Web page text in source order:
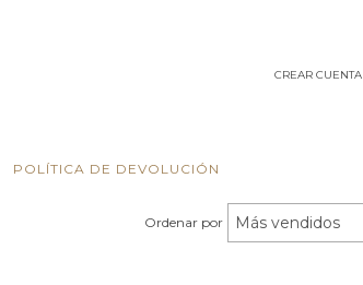
CREAR CUENTA
POLÍTICA DE DEVOLUCIÓN
Ordenar por